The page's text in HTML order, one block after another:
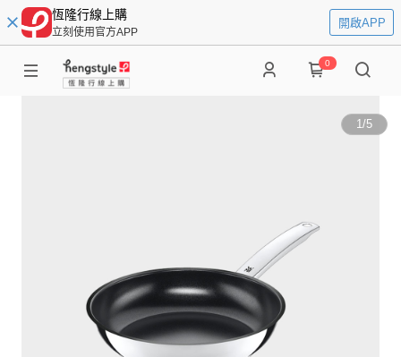
恆隆行線上購
立刻使用官方APP
開啟APP
0
1/5